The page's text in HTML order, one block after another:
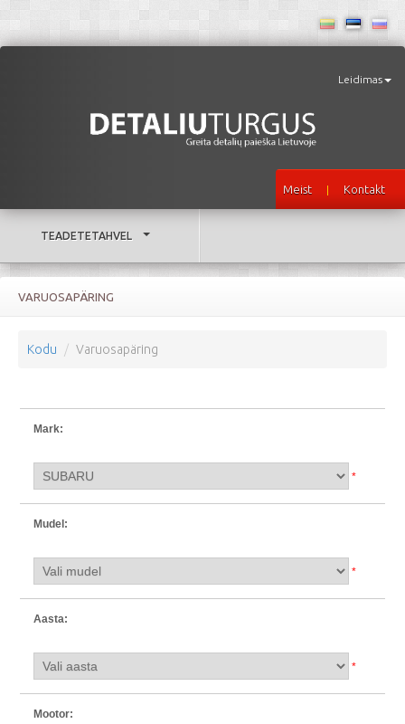
Leidimas
Meist | Kontakt
TEADETETAHVEL
VARUOSAPÄRING
Kodu Varuosapäring
Mark:
*
Mudel:
*
Aasta:
*
Mootor: